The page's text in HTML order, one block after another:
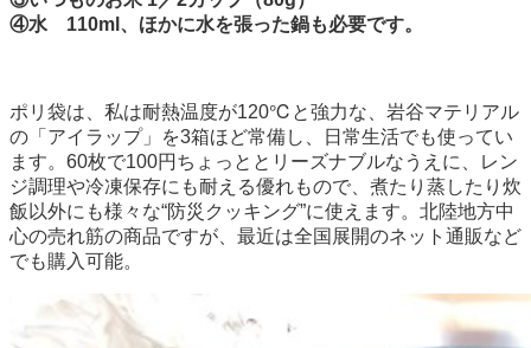
④水 110ml、ほかに水を張った鍋も必要です。
ポリ袋は、私は耐熱温度が120℃と強力な、岩谷マテリアル
の「アイラップ」を3箱ほど常備し、日常生活でも使ってい
ます。60枚で100円ちょっととリーズナブルなうえに、レン
ジ調理や冷凍保存にも耐える優れもので、煮たり蒸したり炊
飯以外にも様々な“防災クッキング”に使えます。北陸地方中
心の売れ筋の商品ですが、最近は全国展開のネット通販など
でも購入可能。